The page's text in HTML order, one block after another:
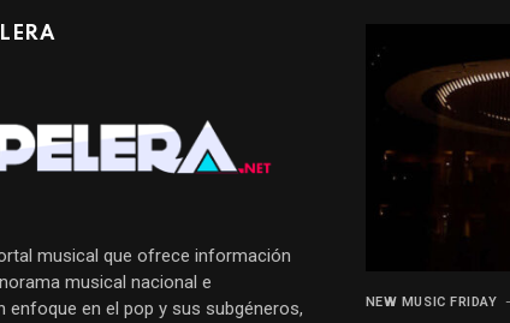
musical que ofrece información
musical nacional e
enfoque en el pop y sus subgéneros,
NEW MUSIC FRIDAY